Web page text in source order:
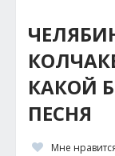
КАКОЙ
ПЕСНЯ
Мне